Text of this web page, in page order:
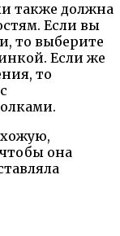
также должна
Если вы
то выберите
Если же
то
она